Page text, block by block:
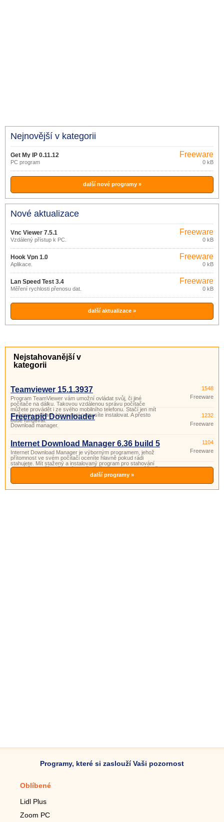
Nejnovější v kategorii
Get My IP 0.11.12
PC program
Freeware
0 kB
další nové programy »
Nové aktualizace
Vnc Viewer 7.5.1
Vzdálený přístup k PC.
Freeware
0 kB
Hook Vpn 1.0
Aplikace.
Freeware
0 kB
Lan Speed ​​Test 3.4
Měření rychlosti přenosu dat.
Freeware
0 kB
další aktualizace »
Nejstahovanější v
kategorii
Teamviewer 15.1.3937
Program TeamViewer vám umožní ovládat svůj, či jiné
počítače na dálku. Takovou vzdálenou správu počítače
můžete provádět i ze svého mobilního telefonu. Stačí jen mít
staženou aplikaci, kterou ani nemusíte instalovat. A přesto
bude fungovat.
1548
Freeware
Freerapid Downloader
Download manager.
1232
Freeware
Internet Download Manager 6.36 build 5
Internet Download Manager je výborným programem, jehož
přítomnost ve svém počítači oceníte hlavně pokud rádi
stahujete. Mít stažený a instalovaný program pro stahování
souborů je další možností jak ušetřit čas a v neposlední řadě i
1104
Freeware
další programy »
Programy, které si zaslouží Vaši pozornost
Oblíbené
Lidl Plus
Zoom PC